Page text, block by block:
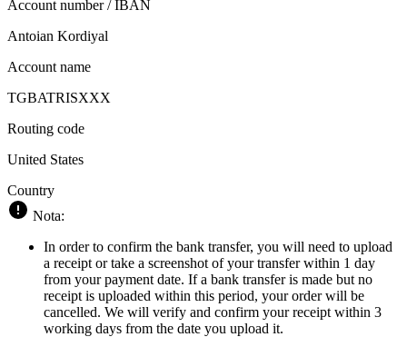
Account number / IBAN
Antoian Kordiyal
Account name
TGBATRISXXX
Routing code
United States
Country
Nota:
In order to confirm the bank transfer, you will need to upload
a receipt or take a screenshot of your transfer within 1 day
from your payment date. If a bank transfer is made but no
receipt is uploaded within this period, your order will be
cancelled. We will verify and confirm your receipt within 3
working days from the date you upload it.